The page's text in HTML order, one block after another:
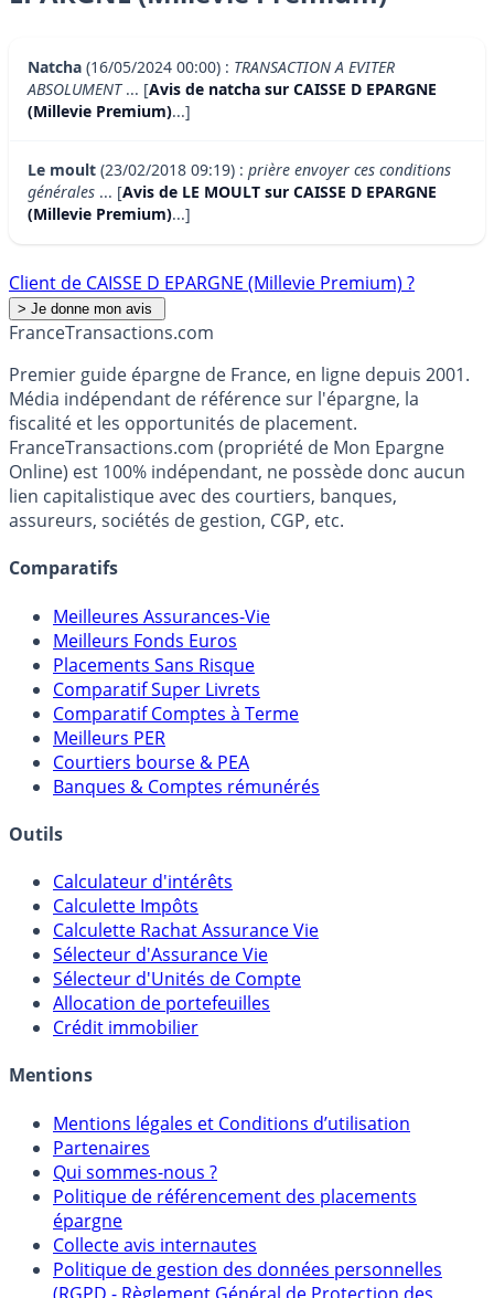
Natcha (16/05/2024 00:00) : TRANSACTION A EVITER
ABSOLUMENT... [Avis de natcha sur CAISSE D EPARGNE
(Millevie Premium)...]
Le moult (23/02/2018 09:19) : prière envoyer ces conditions
générales ... [Avis de LE MOULT sur CAISSE D EPARGNE
(Millevie Premium)...]
Client de CAISSE D EPARGNE (Millevie Premium) ?
FranceTransactions.com
Premier guide épargne de France, en ligne depuis 2001.
Média indépendant de référence sur l'épargne, la
fiscalité et les opportunités de placement.
FranceTransactions.com (propriété de Mon Epargne
Online) est 100% indépendant, ne possède donc aucun
lien capitalistique avec des courtiers, banques,
assureurs, sociétés de gestion, CGP, etc.
Comparatifs
Meilleures Assurances-Vie
Meilleurs Fonds Euros
Placements Sans Risque
Comparatif Super Livrets
Comparatif Comptes à Terme
Meilleurs PER
Courtiers bourse & PEA
Banques & Comptes rémunérés
Outils
Calculateur d'intérêts
Calculette Impôts
Calculette Rachat Assurance Vie
Sélecteur d'Assurance Vie
Sélecteur d'Unités de Compte
Allocation de portefeuilles
Crédit immobilier
Mentions
Mentions légales et Conditions d’utilisation
Partenaires
Qui sommes-nous ?
Politique de référencement des placements
épargne
Collecte avis internautes
Politique de gestion des données personnelles